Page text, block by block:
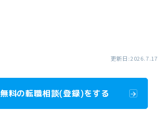
更新日:2026.7.17
無料の転職相談(登録)をする